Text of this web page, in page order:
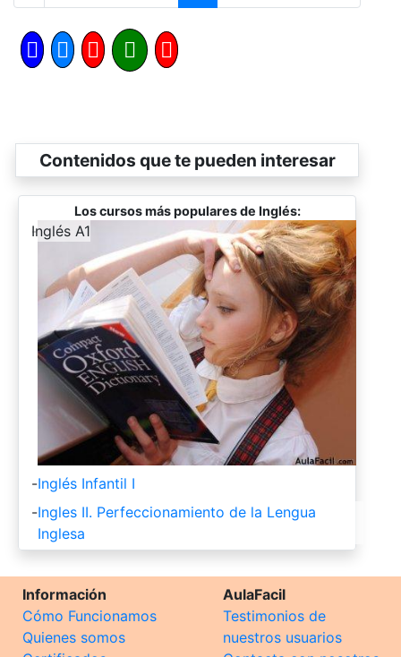
Contenidos que te pueden interesar
Los cursos más populares de Inglés:
-
Inglés A1
-Inglés Infantil I
-Ingles II. Perfeccionamiento de la Lengua
Inglesa
Información
Cómo Funcionamos
Quienes somos
AulaFacil
Testimonios de
nuestros usuarios